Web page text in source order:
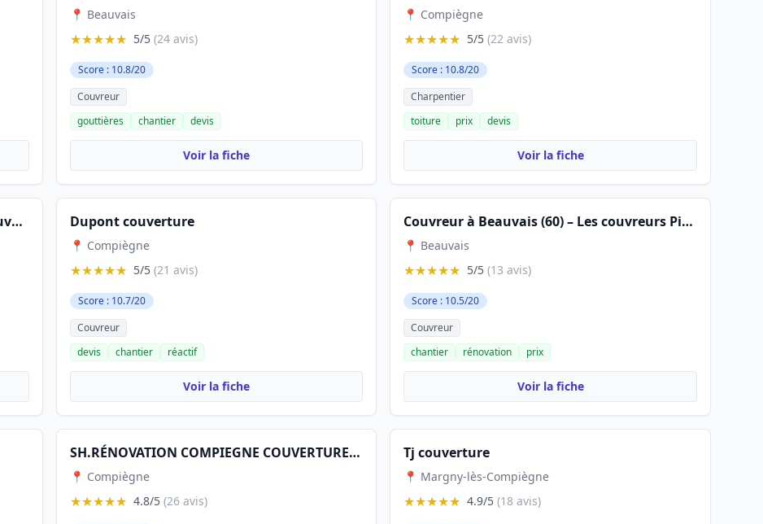
📍 Beauvais
★★★★★ 5/5 (24 avis)
Score : 10.8/20
Couvreur
gouttières
chantier devis
Voir la fiche
📍 Compiègne
★★★★★ 5/5(22 avis)
Score : 10.8/20
Charpentier
toiture
prix devis
Voir la fiche
Couvreur Beauvais - Original Habitat Couverture 60 Dupont couverture
📍 Compiègne
★★★★★ 5/5 (21 avis)
Score : 10.7/20
Couvreur
devis
chantier réactif
Voir la fiche
Couvreur à Beauvais (60) – Les couvreurs Picard
📍 Beauvais
★★★★★ 5/5(13 avis)
Score : 10.5/20
Couvreur
chantier
rénovation prix
Voir la fiche
SH.RÉNOVATION COMPIEGNE COUVERTURE PEINTURE NETTOYAGE
📍 Compiègne
★★★★★ 4.8/5 (26 avis)
Tj couverture
📍 Margny-lès-Compiègne
★★★★★ 4.9/5(18 avis)